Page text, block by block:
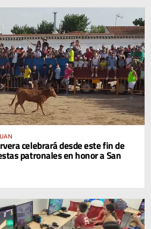
celebrará desde este fin de
patronales en honor a San